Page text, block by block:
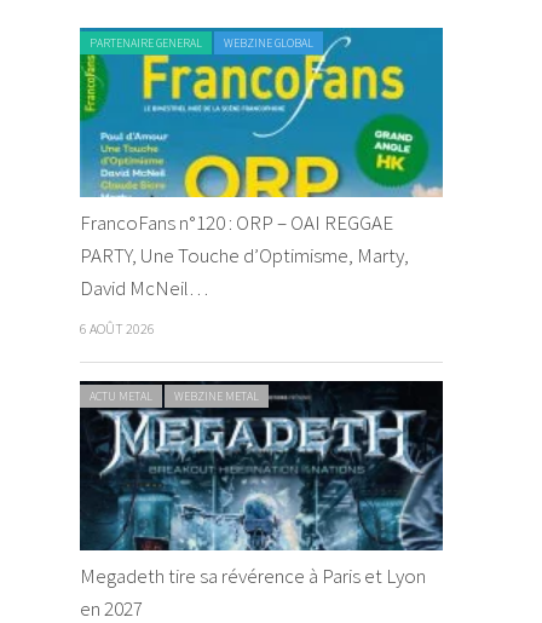
PARTENAIRE GENERAL WEBZINE GLOBAL
FrancoFans n°120 : ORP – OAI REGGAE
PARTY, Une Touche d’Optimisme, Marty,
David McNeil…
6 AOÛT 2026
ACTU METAL WEBZINE METAL
Megadeth tire sa révérence à Paris et Lyon
en 2027